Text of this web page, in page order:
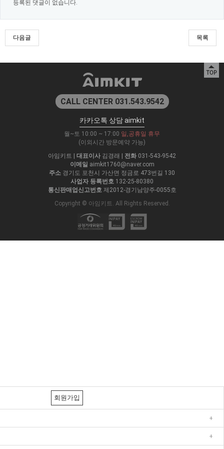
등록된 댓글이 없습니다.
다음글 목록
CALL CENTER 031.543.9542
카카오톡 상담 aimkit
월~토 10:00 ~ 17:00 일,공휴일 휴무
(이외시간 방문예약 가능)
아임키트
대표이사 김경래 전화 031-543-9542
이메일 aimkit1760@naver.com
주소 경기도 포천시 가산면 정금로 473번길 130
사업자 등록번호 132-25-80380
통신판매업신고번호제2012-경기남양주-0055호
Copyright © 아임키트. All Rights Reserved.
회원가입
+
+